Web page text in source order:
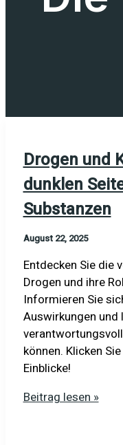
Drogen und
dunklen
Substanzen
August 22, 2025
Entdecken Sie die
Drogen und ihre
Informieren Sie
Auswirkungen und
können. Klicken
Einblicke!
Drogen
Beitrag lesen »